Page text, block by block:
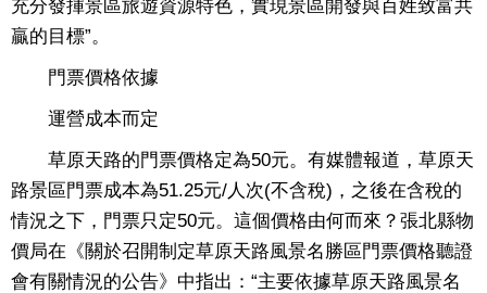
充分發揮景區旅遊資源特色，實現景區開發與百姓致富共
贏的目標”。
門票價格依據
運營成本而定
草原天路的門票價格定為50元。有媒體報道，草原天
路景區門票成本為51.25元/人次(不含稅)，之後在含稅的
情況之下，門票只定50元。這個價格由何而來？張北縣物
價局在《關於召開制定草原天路風景名勝區門票價格聽證
會有關情況的公告》中指出：“主要依據草原天路風景名